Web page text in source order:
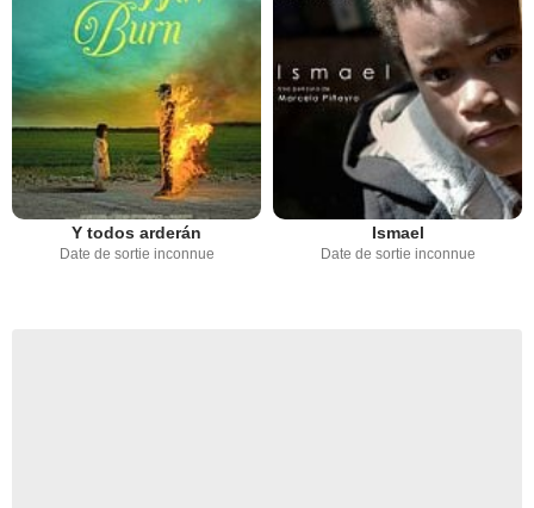
Y todos arderán
Date de sortie inconnue
Ismael
Date de sortie inconnue